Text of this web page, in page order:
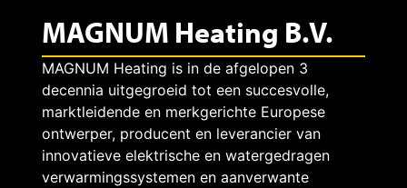
MAGNUM Heating B.V.
MAGNUM Heating is in de afgelopen 3
decennia uitgegroeid tot een succesvolle,
marktleidende en merkgerichte Europese
ontwerper, producent en leverancier van
innovatieve elektrische en watergedragen
verwarmingssystemen en aanverwante